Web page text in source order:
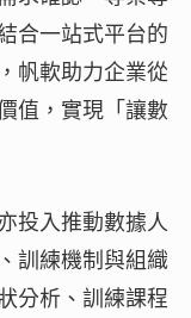
合一站式平台的
帆軟助力企業從
值，實現「讓數
投入推動數據人
訓練機制與組織
分析、訓練課程